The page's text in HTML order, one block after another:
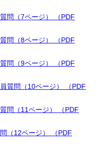
問（7ページ） （PDF
問（8ページ） （PDF
問（9ページ） （PDF
質問（10ページ） （PDF
問（11ページ） （PDF
（12ページ） （PDF